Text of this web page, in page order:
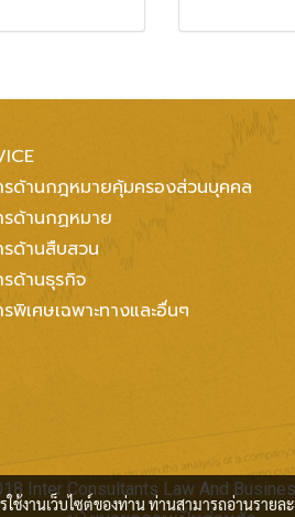
รด้านกฎหมายคุ้มครองส่วนบุคคล
รด้านกฏหมาย
รด้านสืบสวน
ด้านธุรกิจ
พิเศษเฉพาะทางและอื่นๆ
Inter Consultants Law And
งานเว็บไซต์ของท่าน ท่านสามารถอ่านรายล